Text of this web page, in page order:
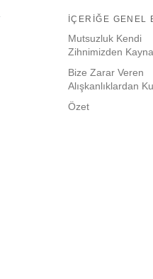
İÇERIĞE GENEL
Mutsuzluk Kendi
Zihnimizden
Bize Zarar Veren
Alışkanlıklardan
Özet